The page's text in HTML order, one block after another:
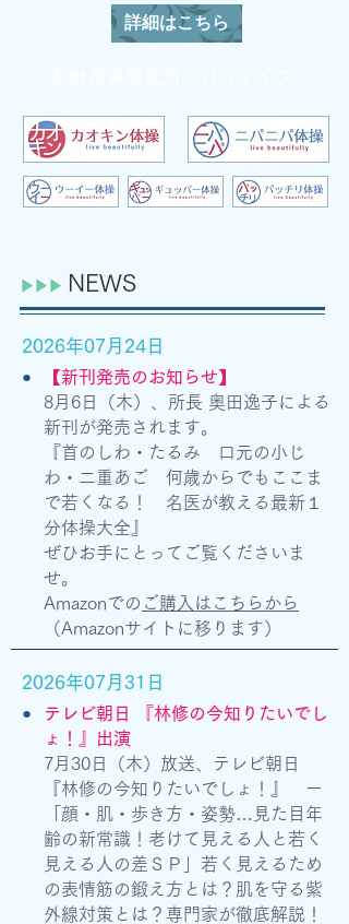
詳細はこちら
​​▶︎​▶︎▶︎ NEWS
2026年07月24日
【新刊発売のお知らせ】
8月6日（木）、所長 奥田逸子による
新刊が発売されます。
『首のしわ・たるみ 口元の小じ
わ・二重あご 何歳からでもここま
で若くなる！ 名医が教える最新１
分体操大全』
ぜひお手にとってご覧くださいま
せ。
Amazonでの ご購入はこちらから
（Amazonサイトに移ります）
●
2026年07月31日
テレビ朝日 『林修の今知りたいでし
ょ！』出演
7月30日（木）放送、テレビ朝日
『林修の今知りたいでしょ！』 ー
「顔・肌・歩き方・姿勢…見た目年
齢の新常識！老けて見える人と若く
見える人の差ＳＰ」若く見えるため
の表情筋の鍛え方とは？肌を守る紫
外線対策とは？専門家が徹底解説！
●